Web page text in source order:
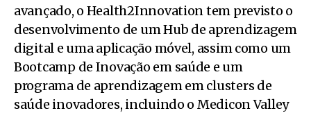
avançado, o Health2Innovation tem previsto o
desenvolvimento de um Hub de aprendizagem
digital e uma aplicação móvel, assim como um
Bootcamp de Inovação em saúde e um
programa de aprendizagem em clusters de
saúde inovadores, incluindo o Medicon Valley